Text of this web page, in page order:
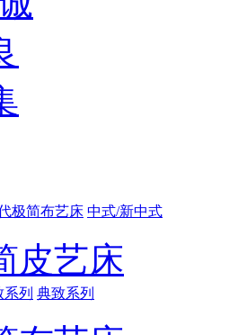
极简布艺床 中式/新中式
皮艺床
列 典致系列